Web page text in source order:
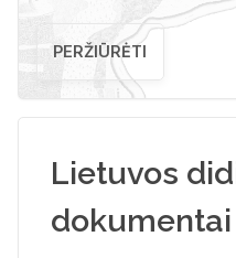
PERŽIŪRĖTI
Lietuvos
dokumentai